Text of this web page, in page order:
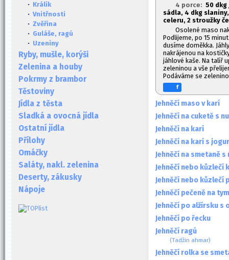
· Králík
· Vnitřnosti
· Zvěřina
· Guláše, ragú
· Uzeniny
Ryby, mušle, korýši
Zelenina a houby
Pokrmy z brambor
Těstoviny
Jídla z těsta
Sladká a ovocná jídla
Ostatní jídla
Přílohy
Omáčky
Saláty, nakl. zelenina
Deserty, zákusky
Nápoje
4 porce: 50 dkg
sádla, 4 dkg
celeru, 2 stroužky
Osolené maso
Podlijeme, po 15
dusíme doměkka.
nakrájenou na
jáhlové kaše. Na talíř
zeleninou a vše
Podáváme se
f
Jehněčí maso v karí
Jehněčí na cuketě s
Jehněčí na karí
Jehněčí na kari s
Jehněčí na smetaně
Jehněčí nebo kůzlečí
Jehněčí nebo kůzlečí
Jehněčí pečeně na
Jehněčí po alžírsku s
Jehněčí po řecku
Jehněčí ragú
(Tadžin ahmar)
Jehněčí rolka se